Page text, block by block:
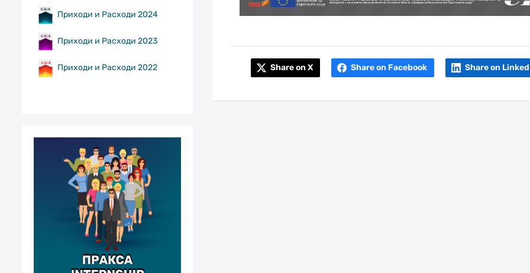
Приходи и Расходи 2024
Приходи и Расходи 2023
Приходи и Расходи 2022 Share on X Share on Facebook Share on